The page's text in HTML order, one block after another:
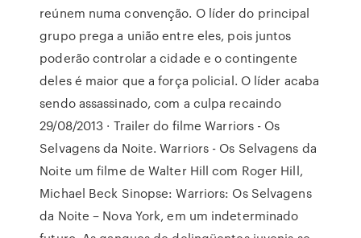
reúnem numa convenção. O líder do principal
grupo prega a união entre eles, pois juntos
poderão controlar a cidade e o contingente
deles é maior que a força policial. O líder acaba
sendo assassinado, com a culpa recaindo
29/08/2013 · Trailer do filme Warriors - Os
Selvagens da Noite. Warriors - Os Selvagens da
Noite um filme de Walter Hill com Roger Hill,
Michael Beck Sinopse: Warriors: Os Selvagens
da Noite – Nova York, em um indeterminado